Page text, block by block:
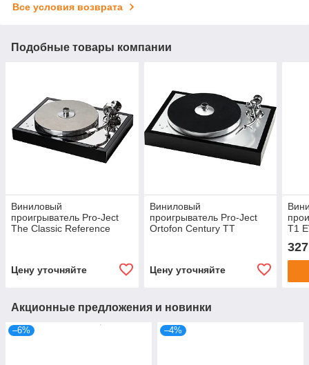
Все условия возврата
Подобные товары компании
Виниловый
проигрыватель Pro-Ject
The Classic Reference
Цену уточняйте
Виниловый
проигрыватель Pro-Ject
Ortofon Century TT
Цену уточняйте
T1
Акционные предложения и новинки
–6% –4%